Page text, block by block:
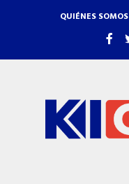
QUIÉNES SOMOS